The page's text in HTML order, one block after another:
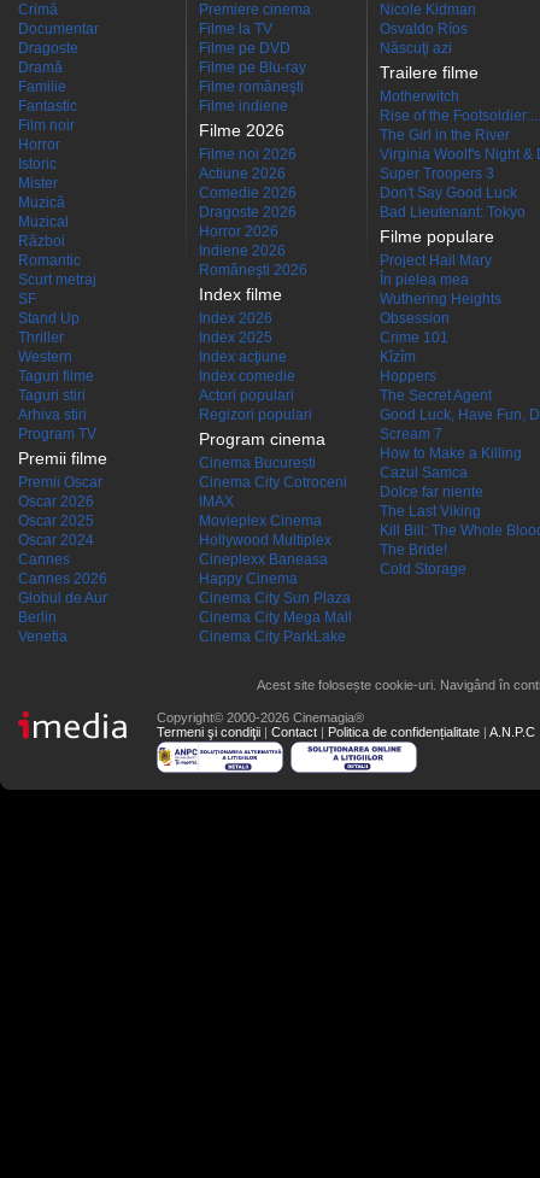
Crimă
Documentar
Dragoste
Dramă
Familie
Fantastic
Film noir
Horror
Istoric
Mister
Muzică
Muzical
Război
Romantic
Scurt metraj
SF
Stand Up
Thriller
Western
Taguri filme
Taguri stiri
Arhiva stiri
Program TV
Premii filme
Premii Oscar
Oscar 2026
Oscar 2025
Oscar 2024
Cannes
Cannes 2026
Globul de Aur
Berlin
Venetia
Premiere cinema
Filme la TV
Filme pe DVD
Filme pe Blu-ray
Filme româneşti
Filme indiene
Filme 2026
Filme noi 2026
Actiune 2026
Comedie 2026
Dragoste 2026
Horror 2026
Indiene 2026
Româneşti 2026
Index filme
Index 2026
Index 2025
Index acţiune
Index comedie
Actori populari
Regizori populari
Program cinema
Cinema Bucuresti
Cinema City Cotroceni
IMAX
Movieplex Cinema
Hollywood Multiplex
Cineplexx Baneasa
Happy Cinema
Cinema City Sun Plaza
Cinema City Mega Mall
Cinema City ParkLake
Nicole Kidman
Osvaldo Ríos
Născuţi azi
Trailere filme
Motherwitch
Rise of the Footsoldier:...
The Girl in the River
Virginia Woolf's Night &
Super Troopers 3
Don't Say Good Luck
Bad Lieutenant: Tokyo
Filme populare
Project Hail Mary
În pielea mea
Wuthering Heights
Obsession
Crime 101
Kîzîm
Hoppers
The Secret Agent
Good Luck, Have Fun,
Scream 7
How to Make a Killing
Cazul Samca
Dolce far niente
The Last Viking
Kill Bill: The Whole
The Bride!
Cold Storage
Acest site folosește cookie-uri. Navigând în
Copyright© 2000-2026 Cinemagia®
Termeni şi condiţii | Contact | Politica de confidențialitate | A.N.P.C